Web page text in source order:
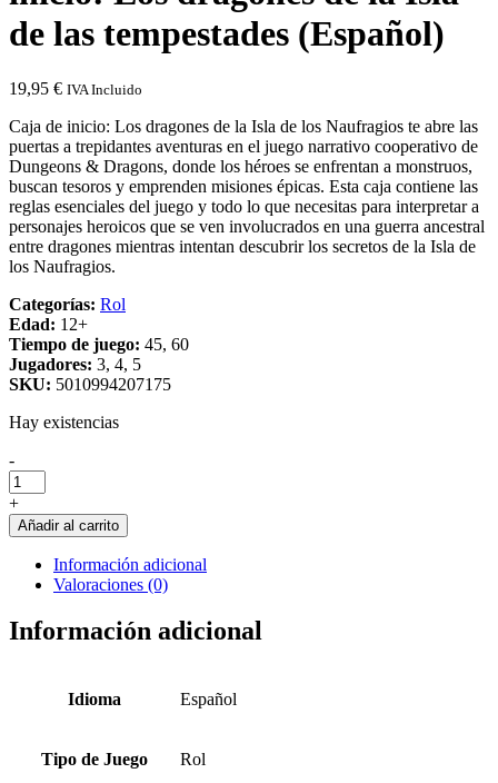
de las tempestades (Español)
19,95 € IVA Incluido
Caja de inicio: Los dragones de la Isla de los Naufragios te abre las
puertas a trepidantes aventuras en el juego narrativo cooperativo de
Dungeons & Dragons, donde los héroes se enfrentan a monstruos,
buscan tesoros y emprenden misiones épicas. Esta caja contiene las
reglas esenciales del juego y todo lo que necesitas para interpretar a
personajes heroicos que se ven involucrados en una guerra ancestral
entre dragones mientras intentan descubrir los secretos de la Isla de
los Naufragios.
Categorías: Rol
Edad: 12+
Tiempo de juego: 45, 60
Jugadores: 3, 4, 5
SKU: 5010994207175
Hay existencias
Cantidad
de
Dungeons
&
Dragons
Caja
inicio:
Los
-
+
Añadir al carrito
Información adicional
Valoraciones (0)
Información adicional
Idioma Español
Tipo de Juego Rol